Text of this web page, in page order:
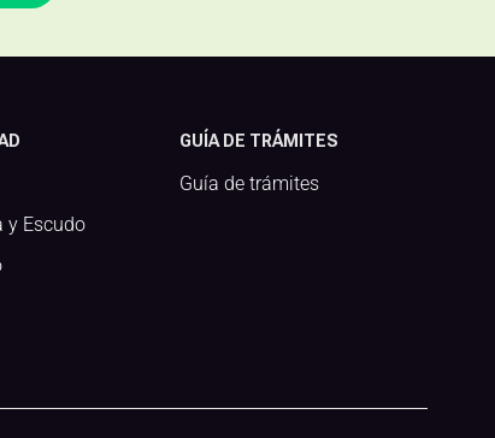
y Escudo
GUÍA DE TRÁMITES
Guía de trámites